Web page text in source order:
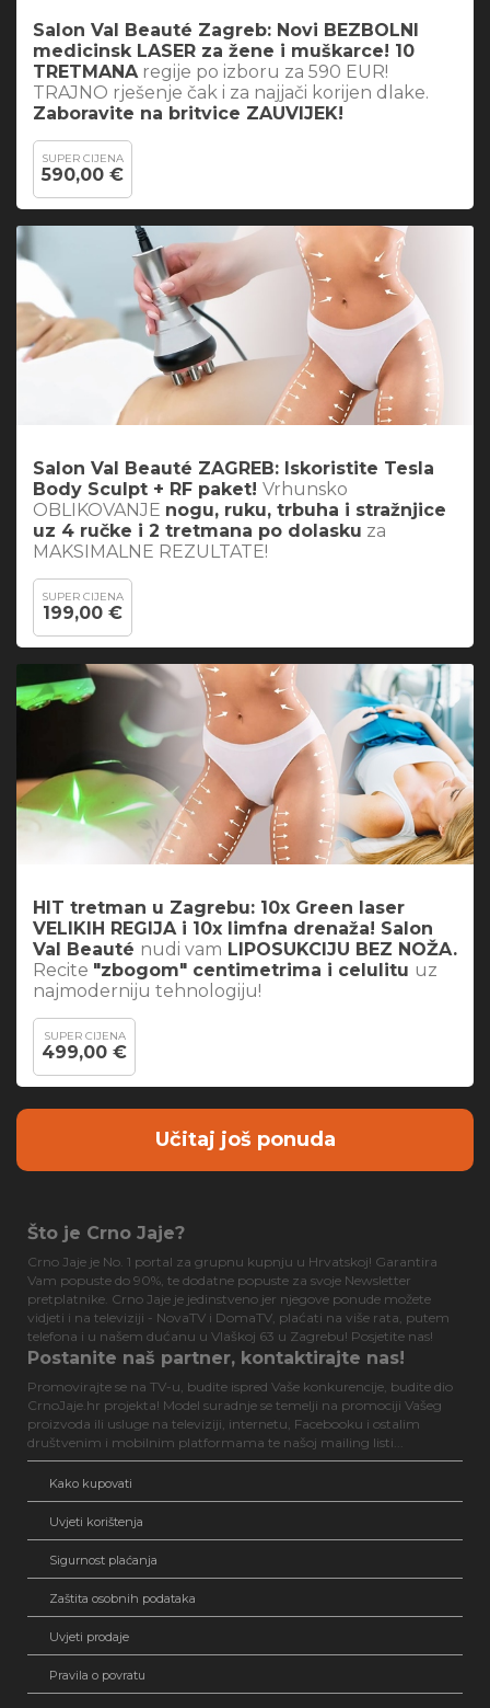
Salon Val Beauté Zagreb: Novi BEZBOLNI
medicinsk LASER za žene i muškarce! 10
TRETMANA regije po izboru za 590 EUR!
TRAJNO rješenje čak i za najjači korijen dlake.
Zaboravite na britvice ZAUVIJEK!
SUPER CIJENA
590,00 €
Salon Val Beauté ZAGREB: Iskoristite Tesla
Body Sculpt + RF paket! Vrhunsko
OBLIKOVANJE nogu, ruku, trbuha i stražnjice
uz 4 ručke i 2 tretmana po dolasku za
MAKSIMALNE REZULTATE!
SUPER CIJENA
199,00 €
HIT tretman u Zagrebu: 10x Green laser
VELIKIH REGIJA i 10x limfna drenaža! Salon
Val Beauté nudi vam LIPOSUKCIJU BEZ NOŽA.
Recite "zbogom" centimetrima i celulitu uz
najmoderniju tehnologiju!
SUPER CIJENA
499,00 €
Učitaj još ponuda
Što je Crno Jaje?
Crno Jaje je No. 1 portal za grupnu kupnju u Hrvatskoj! Garantira
Vam popuste do 90%, te dodatne popuste za svoje Newsletter
pretplatnike. Crno Jaje je jedinstveno jer njegove ponude možete
vidjeti i na televiziji - NovaTV i DomaTV, plaćati na više rata, putem
telefona i u našem dućanu u Vlaškoj 63 u Zagrebu! Posjetite nas!
Postanite naš partner, kontaktirajte nas!
Promovirajte se na TV-u, budite ispred Vaše konkurencije, budite dio
CrnoJaje.hr projekta! Model suradnje se temelji na promociji Vašeg
proizvoda ili usluge na televiziji, internetu, Facebooku i ostalim
društvenim i mobilnim platformama te našoj mailing listi...
Kako kupovati
Uvjeti korištenja
Sigurnost plaćanja
Zaštita osobnih podataka
Uvjeti prodaje
Pravila o povratu